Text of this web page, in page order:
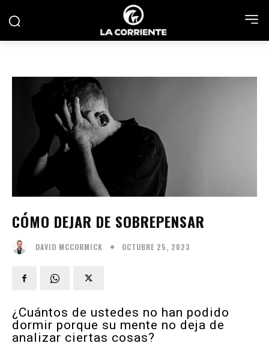
CÓMO DEJAR DE SOBREPENSAR
DAVID MCCORMICK OCTUBRE 25, 2023
¿Cuántos de ustedes no han podido
dormir porque su mente no deja de
analizar ciertas cosas?